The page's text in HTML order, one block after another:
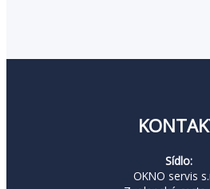
Sídlo:
OKNO servis